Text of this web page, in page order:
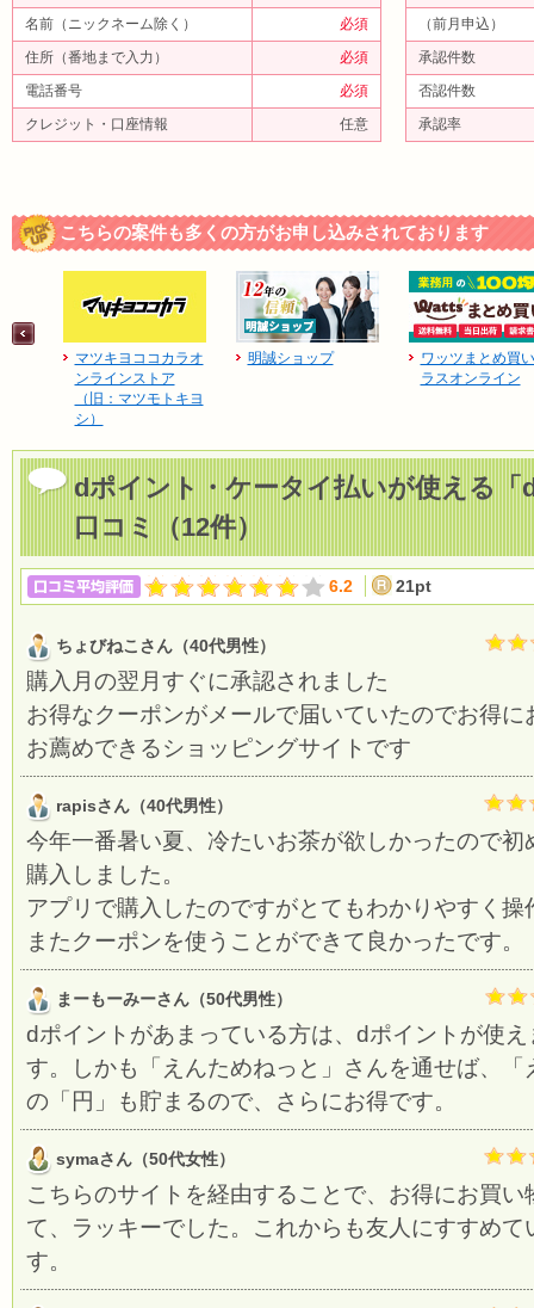
名前（ニックネーム除く）
必須
住所（番地まで入力）
必須
電話番号
必須
クレジット・口座情報
任意
（前月申込）
承認件数
否認件数
承認率
こちらの案件も多くの方がお申し込みされております
マツキヨココカラオ
ンラインストア
（旧：マツモトキヨ
シ）
明誠ショップ
ワッツまとめ買
ラスオンライン
dポイント・ケータイ払いが使える
口コミ（12件）
6.2 21pt
ちょびねこさん（40代男性）
購入月の翌月すぐに承認されました
お得なクーポンがメールで届いていたのでお得
お薦めできるショッピングサイトです
rapisさん（40代男性）
今年一番暑い夏、冷たいお茶が欲しかったので初
購入しました。
アプリで購入したのですがとてもわかりやすく
またクーポンを使うことができて良かったです。
まーもーみーさん（50代男性）
dポイントがあまっている方は、dポイントが使
す。しかも「えんためねっと」さんを通せば、「
の「円」も貯まるので、さらにお得です。
symaさん（50代女性）
こちらのサイトを経由することで、お得にお買
て、ラッキーでした。これからも友人にすすめ
す。